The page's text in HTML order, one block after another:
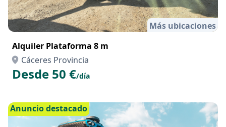
Más ubicaciones
Alquiler Plataforma 8 m
Cáceres Provincia
Desde 50 €/día
Anuncio destacado